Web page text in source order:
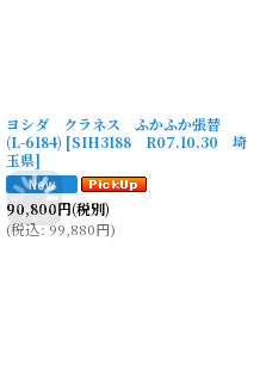
ヨシダ クラネス ふかふか張替
(L-6184) [SIH3188 R07.10.30 埼
玉県]
90,800円(税別)
(税込:99,880円)